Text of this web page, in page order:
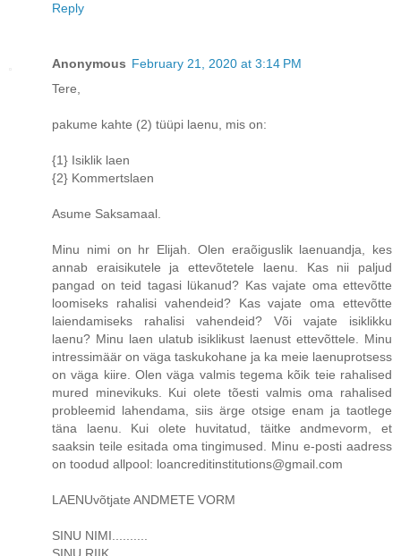
Reply
Anonymous February 21, 2020 at 3:14 PM
Tere,
pakume kahte (2) tüüpi laenu, mis on:
{1} Isiklik laen
{2} Kommertslaen
Asume Saksamaal.
Minu nimi on hr Elijah. Olen eraõiguslik laenuandja, kes
annab eraisikutele ja ettevõtetele laenu. Kas nii paljud
pangad on teid tagasi lükanud? Kas vajate oma ettevõtte
loomiseks rahalisi vahendeid? Kas vajate oma ettevõtte
laiendamiseks rahalisi vahendeid? Või vajate isiklikku
laenu? Minu laen ulatub isiklikust laenust ettevõttele. Minu
intressimäär on väga taskukohane ja ka meie laenuprotsess
on väga kiire. Olen väga valmis tegema kõik teie rahalised
mured minevikuks. Kui olete tõesti valmis oma rahalised
probleemid lahendama, siis ärge otsige enam ja taotlege
täna laenu. Kui olete huvitatud, täitke andmevorm, et
saaksin teile esitada oma tingimused. Minu e-posti aadress
on toodud allpool: loancreditinstitutions@gmail.com
LAENUvõtjate ANDMETE VORM
SINU NIMI..........